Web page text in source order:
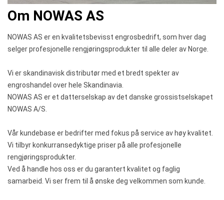
Om NOWAS AS
NOWAS AS er en kvalitetsbevisst engrosbedrift, som hverdag
selgerprofesjonelle rengjøringsprodukter til alle deler av Norge.
Vi er skandinavisk distributør med et bredt spekter av
engroshandel over hele Skandinavia.
NOWAS AS er et datterselskap av det danske grossistselskapet
NOWAS A/S.
Vår kundebase er bedrifter med fokus på service av høy kvalitet.
Vi tilbyr konkurransedyktige priserpå alle profesjonelle
rengjøringsprodukter.
Ved å handle hos oss er du garantert kvalitet og faglig
samarbeid . Vi ser frem til å ønske deg velkommen som kunde.